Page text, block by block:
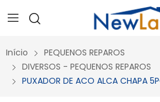
Secure crypto portfolio manager for
Visit Ledger Live
- easily manage,
Início
PEQUENOS REPAROS
DIVERSOS - PEQUENOS REPAROS
PUXADOR DE ACO ALCA CHAPA